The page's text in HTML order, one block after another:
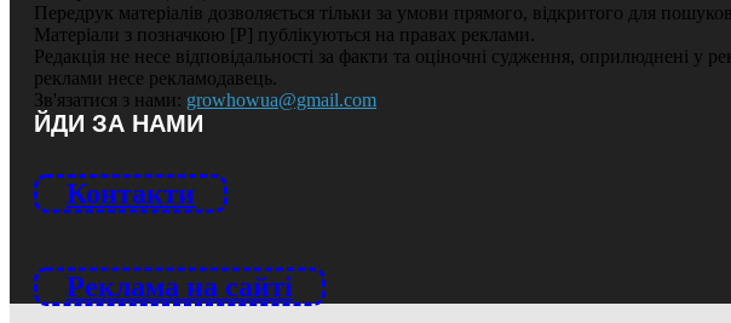
Передрук матеріалів дозволяється тільки за умови прямого, відкритого для
Матеріали з позначкою [Р] публікуються на правах реклами.
Редакція не несе відповідальності за факти та оціночні судження, оприлюднені у
реклами несе рекламодавець.
Зв'язатися з нами: growhowua@gmail.com
ЙДИ ЗА НАМИ
Контакти
Реклама на сайті